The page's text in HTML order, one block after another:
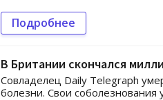
Подробнее
В Британии скончался
Совладелец Daily Telegraph
болезни. Свои